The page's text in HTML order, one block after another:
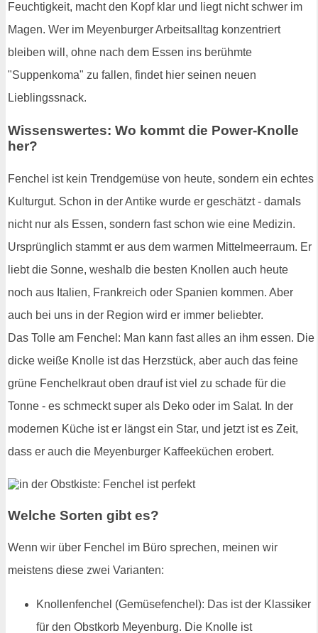
Feuchtigkeit, macht den Kopf klar und liegt nicht schwer im
Magen. Wer im Meyenburger Arbeitsalltag konzentriert
bleiben will, ohne nach dem Essen ins berühmte
"Suppenkoma" zu fallen, findet hier seinen neuen
Lieblingssnack.
Wissenswertes: Wo kommt die Power-Knolle
her?
Fenchel ist kein Trendgemüse von heute, sondern ein echtes
Kulturgut. Schon in der Antike wurde er geschätzt - damals
nicht nur als Essen, sondern fast schon wie eine Medizin.
Ursprünglich stammt er aus dem warmen Mittelmeerraum. Er
liebt die Sonne, weshalb die besten Knollen auch heute
noch aus Italien, Frankreich oder Spanien kommen. Aber
auch bei uns in der Region wird er immer beliebter.
Das Tolle am Fenchel: Man kann fast alles an ihm essen. Die
dicke weiße Knolle ist das Herzstück, aber auch das feine
grüne Fenchelkraut oben drauf ist viel zu schade für die
Tonne - es schmeckt super als Deko oder im Salat. In der
modernen Küche ist er längst ein Star, und jetzt ist es Zeit,
dass er auch die Meyenburger Kaffeeküchen erobert.
Welche Sorten gibt es?
Wenn wir über Fenchel im Büro sprechen, meinen wir
meistens diese zwei Varianten:
Knollenfenchel (Gemüsefenchel): Das ist der Klassiker
für den Obstkorb Meyenburg. Die Knolle ist